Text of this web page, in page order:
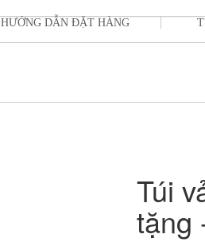
HƯỚNG DẪN ĐẶT HÀNG
Túi
tặng